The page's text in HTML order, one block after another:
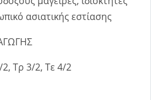
ασιατικής εστίασης
Τρ 3/2, Τε 4/2